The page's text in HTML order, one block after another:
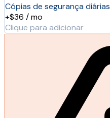
Cópias de segurança diárias
+$36 / mo
Clique para adicionar